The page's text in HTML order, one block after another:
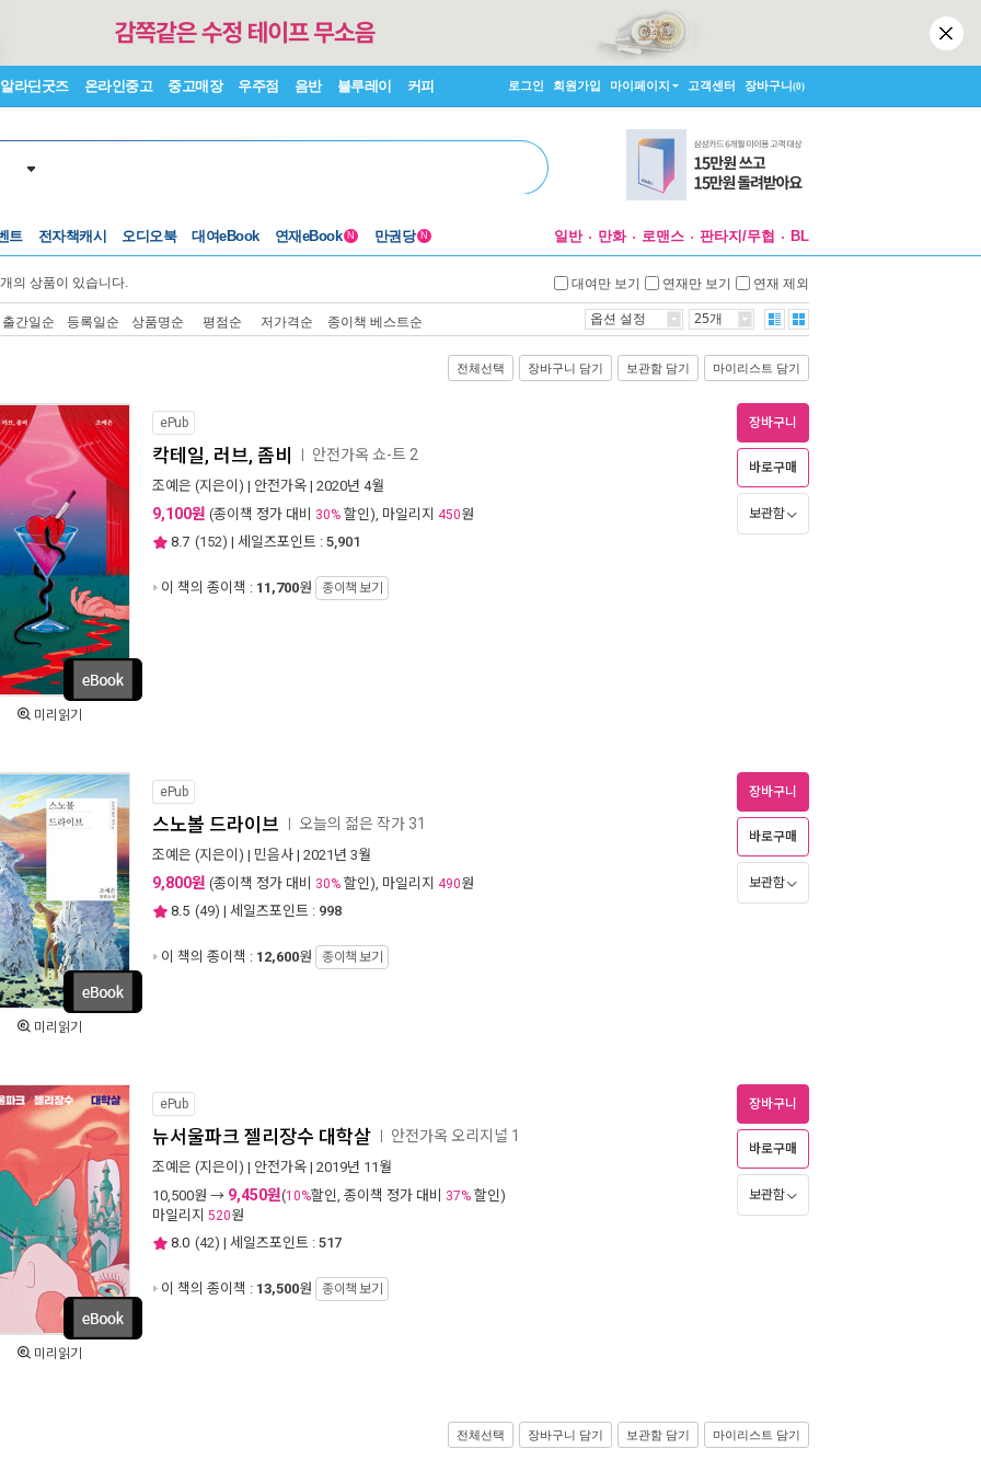
알라딘굿즈 온라인중고 중고매장 우주점 음반 블루레이 커피 로그인 회원가입 마이페이지 고객센터 장바구니(0)
트 전자책캐시 오디오북 대여eBook 연재eBook N 만권당 N 일반 만화 로맨스 판타지/무협 BL
개의 상품이 있습니다. 대여만 보기 연재만 보기 연재 제외
출간일순 등록일순 상품명순 평점순 저가격순 종이책 베스트순 옵션 설정 25개
전체선택 장바구니 담기 보관함 담기 마이리스트 담기
미리읽기
ePub
칵테일, 러브, 좀비 안전가옥 쇼-트 2
조예은 (지은이) | 안전가옥 | 2020년 4월
9,100원 (종이책 정가 대비 30% 할인), 마일리지 450원
8.7 (152) | 세일즈포인트 : 5,901
이 책의 종이책 : 11,700원 종이책 보기
장바구니
바로구매
보관함
미리읽기
ePub
스노볼 드라이브 오늘의 젊은 작가 31
조예은 (지은이) | 민음사 | 2021년 3월
9,800원 (종이책 정가 대비 30% 할인), 마일리지 490원
8.5 (49) | 세일즈포인트 : 998
이 책의 종이책 : 12,600원 종이책 보기
장바구니
바로구매
보관함
미리읽기
ePub
뉴서울파크 젤리장수 대학살 안전가옥 오리지널 1
조예은 (지은이) | 안전가옥 | 2019년 11월
10,500원 → 9,450원(10%할인, 종이책 정가 대비 37% 할인)
마일리지 520원
8.0 (42) | 세일즈포인트 : 517
이 책의 종이책 : 13,500원 종이책 보기
장바구니
바로구매
보관함
전체선택 장바구니 담기 보관함 담기 마이리스트 담기